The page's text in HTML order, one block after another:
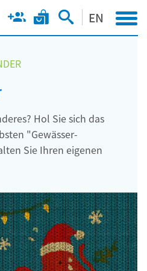
EN
Hol Sie sich das
"Gewässer-
Sie Ihren eigenen